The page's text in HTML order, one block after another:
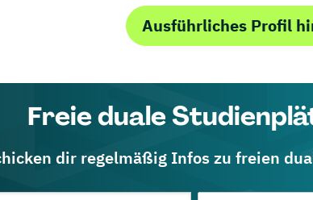
Ausführliches Profil
Freie duale
dir regelmäßig Infos zu freien